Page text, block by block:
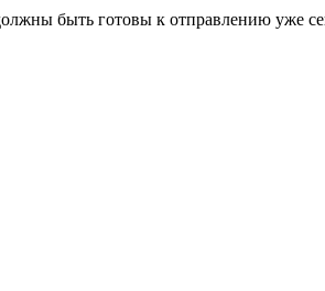
быть готовы к отправлению уже